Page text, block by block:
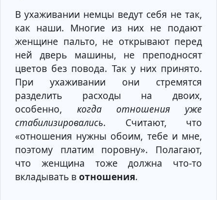
В ухаживании немцы ведут себя не так,
как наши. Многие из них не подают
женщине пальто, не открывают перед
ней дверь машины, не преподносят
цветов без повода. Так у них принято.
При ухаживании они стремятся
разделить расходы на двоих,
особенно, когда отношения уже
стабилизировались. Считают, что
«отношения нужны обоим, тебе и мне,
поэтому платим поровну». Полагают,
что женщина тоже должна что-то
вкладывать вотношения.